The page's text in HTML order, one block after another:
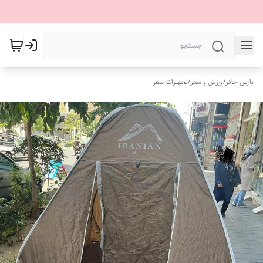
پارس چادر/ورزش و سفر/تجهیزات سفر